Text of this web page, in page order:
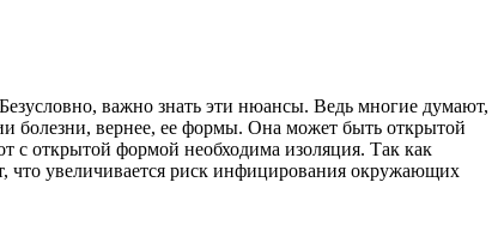
важно знать эти нюансы. Ведь многие думают,
болезни, вернее, ее формы. Она может быть открытой
с открытой формой необходима изоляция. Так как
что увеличивается риск инфицирования окружающих